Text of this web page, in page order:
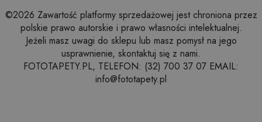
©2026 Zawartość platformy sprzedażowej jest chroniona przez
polskie prawo autorskie i prawo własności intelektualnej.
Jeżeli masz uwagi do sklepu lub masz pomysł na jego
usprawnienie, skontaktuj się z nami.
FOTOTAPETY.PL, TELEFON: (32) 700 37 07 EMAIL:
info@fototapety.pl